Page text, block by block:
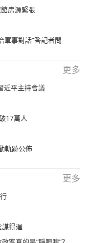
房源緊張
軍事對話”答記者問
更多
近平主持會議
17萬人
軌跡公佈
更多
得逞